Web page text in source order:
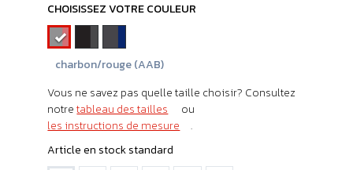
CHOISISSEZ VOTRE COULEUR
charbon/rouge (AAB)
Vous ne savez pas quelle taille choisir? Consultez
notretableau des tailles
ou
les instructions de mesure
.
Article en stock standard